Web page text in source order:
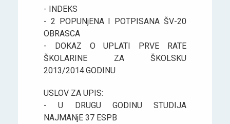
- INDEKS
- 2 POPUNjENA I POTPISANA ŠV-20
OBRASCA
- DOKAZ O UPLATI PRVE RATE
ŠKOLARINE ZA ŠKOLSKU
2013/2014.GODINU
USLOV ZA UPIS:
- U DRUGU GODINU STUDIJA
NAJMANjE 37 ESPB